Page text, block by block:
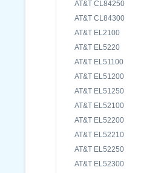
AT&T CL84250
AT&T CL84300
AT&T EL2100
AT&T EL5220
AT&T EL51100
AT&T EL51200
AT&T EL51250
AT&T EL52100
AT&T EL52200
AT&T EL52210
AT&T EL52250
AT&T EL52300